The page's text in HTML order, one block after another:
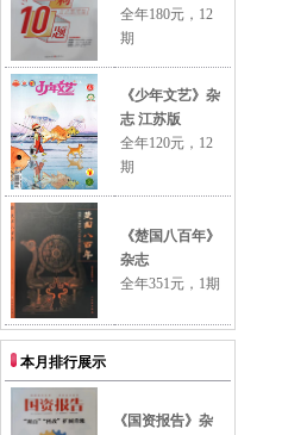
全年180元，12
期
《少年文艺》杂
志 江苏版
全年120元，12
期
《楚国八百年》
杂志
全年351元，1期
本月 排行展示
《国资报告》杂